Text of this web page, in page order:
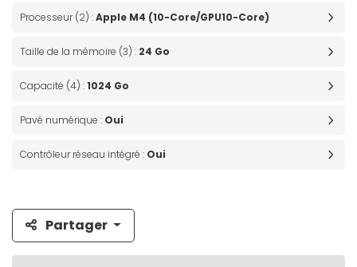
Processeur (2) :Apple M4 (10-Core/GPU10-Core)
Taille de la mémoire (3) : 24 Go
Capacité (4) :1024 Go
Pavé numérique : Oui
Contrôleur réseau intégré : Oui
Partager